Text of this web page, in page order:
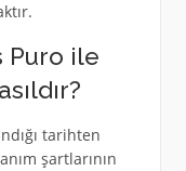
Puro ile
tarihten
şartlarının